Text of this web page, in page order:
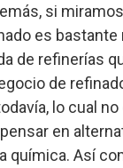
si
es bastante
de refinerías
de
lo cual
en
química. Así